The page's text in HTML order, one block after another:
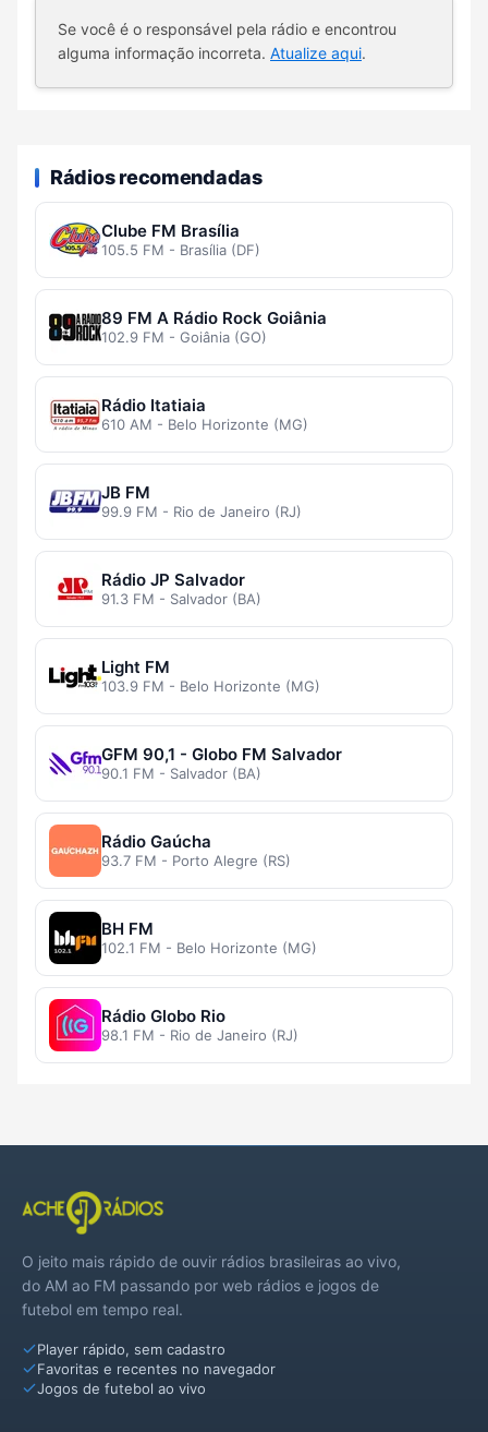
Se você é o responsável pela rádio e encontrou
alguma informação incorreta. Atualize aqui.
Rádios recomendadas
Clube FM Brasília
105.5 FM - Brasília (DF)
89 FM A Rádio Rock Goiânia
102.9 FM - Goiânia (GO)
Rádio Itatiaia
610 AM - Belo Horizonte (MG)
JB FM
99.9 FM - Rio de Janeiro (RJ)
Rádio JP Salvador
91.3 FM - Salvador (BA)
Light FM
103.9 FM - Belo Horizonte (MG)
GFM 90,1 - Globo FM Salvador
90.1 FM - Salvador (BA)
Rádio Gaúcha
93.7 FM - Porto Alegre (RS)
BH FM
102.1 FM - Belo Horizonte (MG)
Rádio Globo Rio
98.1 FM - Rio de Janeiro (RJ)
O jeito mais rápido de ouvir rádios brasileiras ao vivo,
do AM ao FM passando por web rádios e jogos de
futebol em tempo real.
Player rápido, sem cadastro
Favoritas e recentes no navegador
Jogos de futebol ao vivo